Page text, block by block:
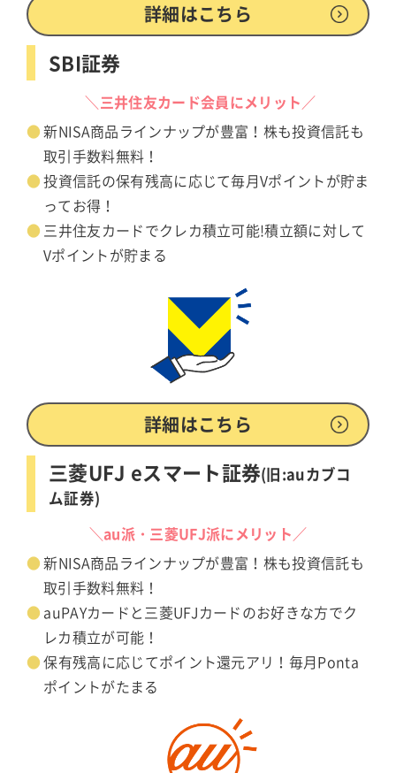
詳細はこちら
SBI証券
＼三井住友カード会員にメリット／
新NISA商品ラインナップが豊富！株も投資信託も
取引手数料無料！
投資信託の保有残高に応じて毎月Vポイントが貯ま
ってお得！
三井住友カードでクレカ積立可能!積立額に対して
Vポイントが貯まる
詳細はこちら
三菱UFJ eスマート証券(旧:auカブコ
ム証券)
＼au派・三菱UFJ派にメリット／
新NISA商品ラインナップが豊富！株も投資信託も
取引手数料無料！
auPAYカードと三菱UFJカードのお好きな方でク
レカ積立が可能！
保有残高に応じてポイント還元アリ！毎月Ponta
ポイントがたまる